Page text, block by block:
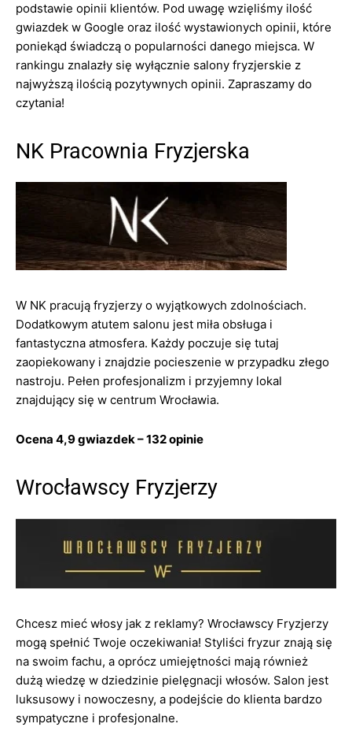
podstawie opinii klientów. Pod uwagę wzięliśmy ilość
gwiazdek w Google oraz ilość wystawionych opinii, które
poniekąd świadczą o popularności danego miejsca. W
rankingu znalazły się wyłącznie salony fryzjerskie z
najwyższą ilością pozytywnych opinii. Zapraszamy do
czytania!
NK Pracownia Fryzjerska
W NK pracują fryzjerzy o wyjątkowych zdolnościach.
Dodatkowym atutem salonu jest miła obsługa i
fantastyczna atmosfera. Każdy poczuje się tutaj
zaopiekowany i znajdzie pocieszenie w przypadku złego
nastroju. Pełen profesjonalizm i przyjemny lokal
znajdujący się w centrum Wrocławia.
Ocena 4,9 gwiazdek – 132 opinie
Wrocławscy Fryzjerzy
Chcesz mieć włosy jak z reklamy? Wrocławscy Fryzjerzy
mogą spełnić Twoje oczekiwania! Styliści fryzur znają się
na swoim fachu, a oprócz umiejętności mają również
dużą wiedzę w dziedzinie pielęgnacji włosów. Salon jest
luksusowy i nowoczesny, a podejście do klienta bardzo
sympatyczne i profesjonalne.